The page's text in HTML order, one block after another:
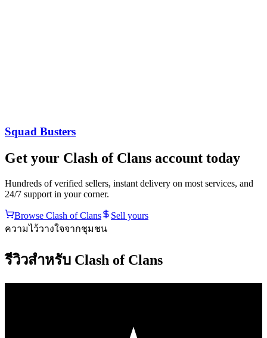
Squad Busters
Get your Clash of Clans account today
Hundreds of verified sellers, instant delivery on most services, and
24/7 support in your corner.
Browse Clash of Clans
Sell yours
ความไว้วางใจจากชุมชน
รีวิวสำหรับ Clash of Clans